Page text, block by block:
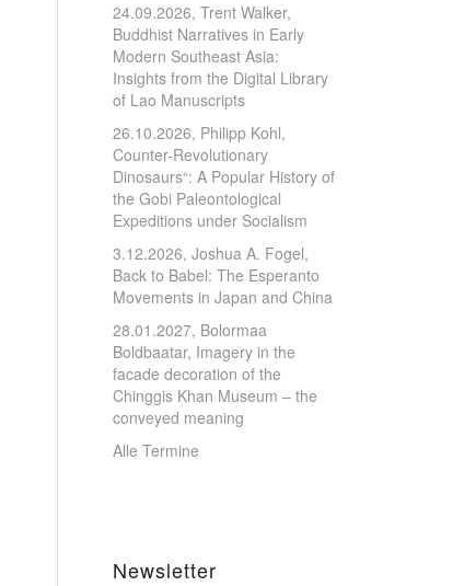
24.09.2026, Trent Walker,
Buddhist Narratives in Early
Modern Southeast Asia:
Insights from the Digital Library
of Lao Manuscripts
26.10.2026, Philipp Kohl,
Counter-Revolutionary
Dinosaurs“: A Popular History of
the Gobi Paleontological
Expeditions under Socialism
3.12.2026, Joshua A. Fogel,
Back to Babel: The Esperanto
Movements in Japan and China
28.01.2027, Bolormaa
Boldbaatar, Imagery in the
facade decoration of the
Chinggis Khan Museum – the
conveyed meaning
Alle Termine
Newsletter